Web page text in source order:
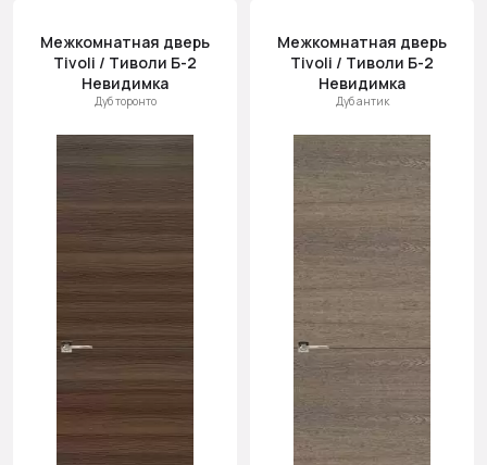
Межкомнатная дверь
Tivoli / Тиволи Б-2
Невидимка
Дуб торонто
Межкомнатная дверь
Tivoli / Тиволи Б-2
Невидимка
Дуб антик